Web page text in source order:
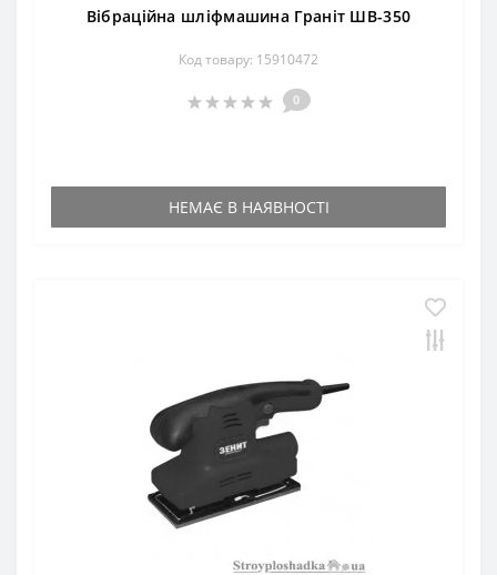
Вібраційна шліфмашина Граніт ШВ-350
Код товару: 15910472
0
НЕМАЄ В НАЯВНОСТІ